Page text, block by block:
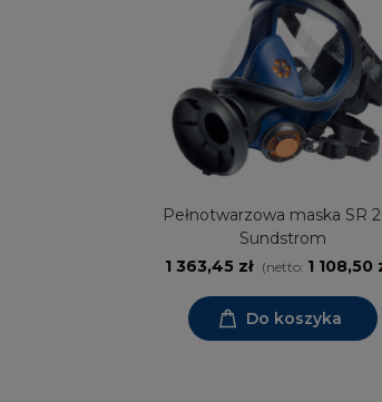
Pełnotwarzowa maska SR
Sundstrom
1 363,45 zł (netto: 1 108,50
Do koszyka